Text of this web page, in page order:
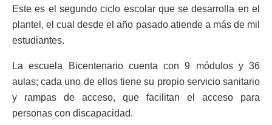
Este es el segundo ciclo escolar que se desarrolla en el
plantel, el cual desde el año pasado atiende a más de mil
estudiantes.
La escuela Bicentenario cuenta con 9 módulos y 36
aulas; cada uno de ellos tiene su propio servicio sanitario
y rampas de acceso, que facilitan el acceso para
personas con discapacidad.